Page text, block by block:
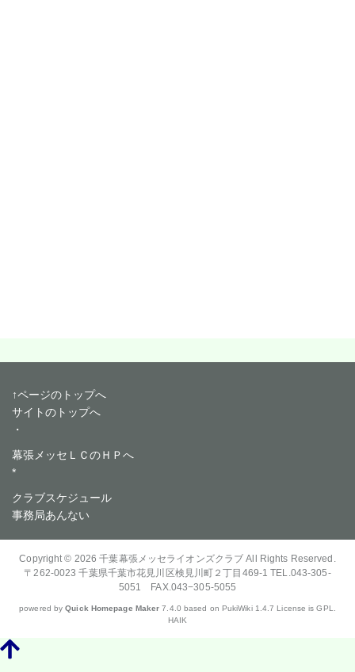
↑ページのトップへ
サイトのトップへ
・
幕張メッセＬＣのＨＰへ
*
クラブスケジュール
事務局あんない
Copyright © 2026千葉幕張メッセライオンズクラブ All Rights Reserved.
〒262-0023 千葉県千葉市花見川区検見川町２丁目469-1 TEL.043-305-
5051 FAX.043−305-5055
powered byQuick Homepage Maker 7.4.0 based on PukiWiki 1.4.7 License is GPL.
HAIK